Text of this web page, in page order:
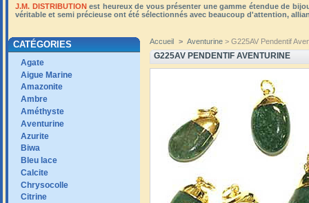
J.M. DISTRIBUTIONest heureux de vous présenter une gamme étendue de
véritable et semi précieuse ont été sélectionnés avec beaucoup d'attention,
CATÉGORIES
Agate
Aigue Marine
Amazonite
Ambre
Améthyste
Aventurine
Azurite
Biwa
Bleu lace
Calcite
Chrysocolle
Citrine
Accueil > Aventurine > G225AV Pendentif
G225AV PENDENTIF AVENTURINE